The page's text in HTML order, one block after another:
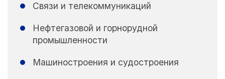
Связи и телекоммуникаций
Нефтегазовой и горнорудной
промышленности
Машиностроения и судостроения